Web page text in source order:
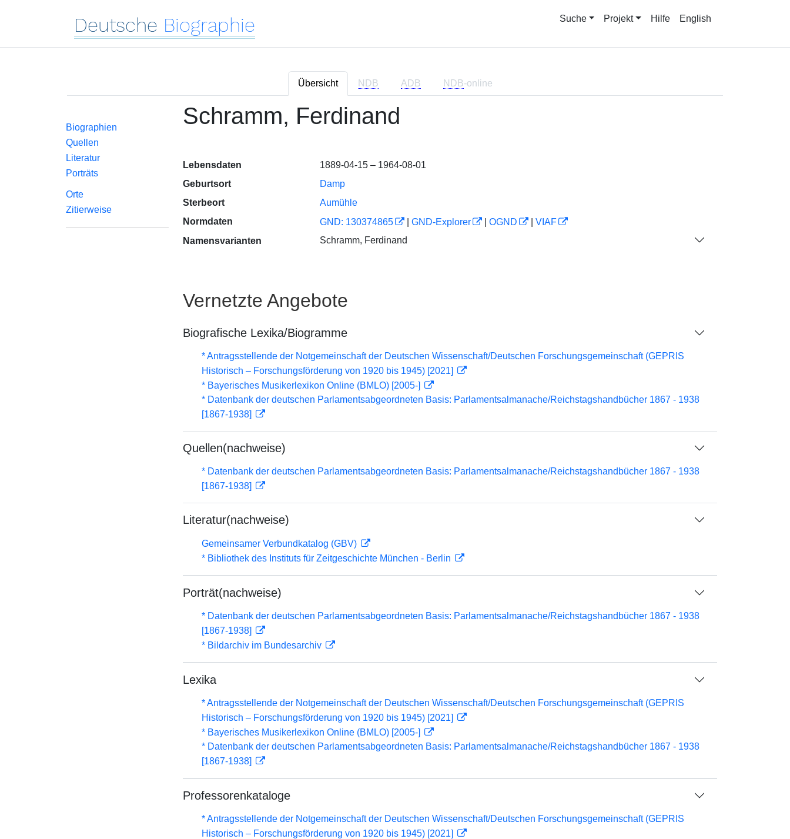
Deutsche Biographie Suche Projekt Hilfe English
Übersicht NDB ADB NDB-online
Biographien
Quellen
Literatur
Porträts
Orte
Zitierweise
Schramm, Ferdinand
Lebensdaten
1889-04-15 – 1964-08-01
Geburtsort
Damp
Sterbeort
Aumühle
Normdaten
GND: 130374865 GND-Explorer OGND
VIAF
Namensvarianten
Schramm, Ferdinand
Vernetzte Angebote
Biografische Lexika/Biogramme
* Antragsstellende der Notgemeinschaft der Deutschen Wissenschaft/Deutschen Forschungsgemeinschaft (GEPRIS
Historisch – Forschungsförderung von 1920 bis 1945) [2021]
* Bayerisches Musikerlexikon Online (BMLO) [2005-]
* Datenbank der deutschen Parlamentsabgeordneten Basis: Parlamentsalmanache/Reichstagshandbücher 1867 - 1938
[1867-1938]
Quellen(nachweise)
* Datenbank der deutschen Parlamentsabgeordneten Basis: Parlamentsalmanache/Reichstagshandbücher 1867 - 1938
[1867-1938]
Literatur(nachweise)
Gemeinsamer Verbundkatalog (GBV)
* Bibliothek des Instituts für Zeitgeschichte München - Berlin
Porträt(nachweise)
* Datenbank der deutschen Parlamentsabgeordneten Basis: Parlamentsalmanache/Reichstagshandbücher 1867 - 1938
[1867-1938]
* Bildarchiv im Bundesarchiv
Lexika
* Antragsstellende der Notgemeinschaft der Deutschen Wissenschaft/Deutschen Forschungsgemeinschaft (GEPRIS
Historisch – Forschungsförderung von 1920 bis 1945) [2021]
* Bayerisches Musikerlexikon Online (BMLO) [2005-]
* Datenbank der deutschen Parlamentsabgeordneten Basis: Parlamentsalmanache/Reichstagshandbücher 1867 - 1938
[1867-1938]
Professorenkataloge
* Antragsstellende der Notgemeinschaft der Deutschen Wissenschaft/Deutschen Forschungsgemeinschaft (GEPRIS
Historisch – Forschungsförderung von 1920 bis 1945) [2021]